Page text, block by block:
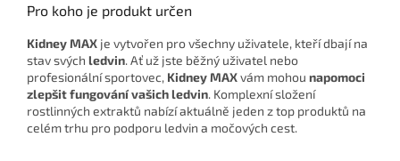
Pro koho je produkt určen
Kidney MAX je vytvořen pro všechny uživatele, kteří dbají na
stav svých ledvin. Ať už jste běžný uživatel nebo
profesionální sportovec, Kidney MAXvám mohou napomoci
zlepšit fungování vašich ledvin. Komplexní složení
rostlinných extraktů nabízí aktuálně jeden z top produktů na
celém trhu pro podporu ledvin a močových cest.